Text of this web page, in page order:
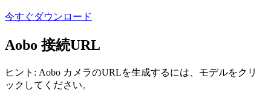
今すぐダウンロード
Aobo 接続URL
ヒント: Aobo カメラのURLを生成するには、モデルをクリ
ックしてください。